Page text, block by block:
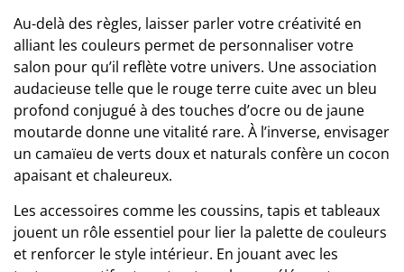
Au-delà des règles, laisser parler votre créativité en
alliant les couleurs permet de personnaliser votre
salon pour qu’il reflète votre univers. Une association
audacieuse telle que le rouge terre cuite avec un bleu
profond conjugué à des touches d’ocre ou de jaune
moutarde donne une vitalité rare. À l’inverse, envisager
un camaïeu de verts doux et naturals confère un cocon
apaisant et chaleureux.
Les accessoires comme les coussins, tapis et tableaux
jouent un rôle essentiel pour lier la palette de couleurs
et renforcer le style intérieur. En jouant avec les